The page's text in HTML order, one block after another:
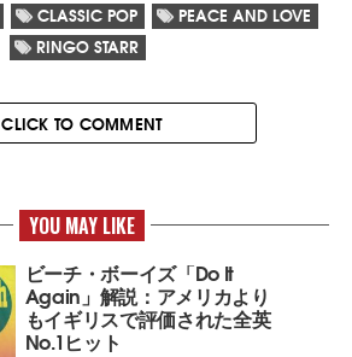
CLASSIC POP
PEACE AND LOVE
RINGO STARR
CLICK TO COMMENT
YOU MAY LIKE
ビーチ・ボーイズ「Do It
Again」解説：アメリカより
もイギリスで評価された全英
No.1ヒット